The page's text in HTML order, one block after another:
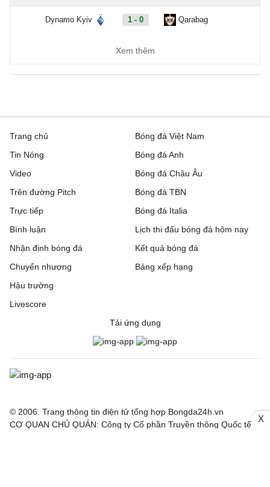
Dynamo Kyiv 1 - 0 Qarabag
1 - 3
1 - 0 Gyori ETO
Rakow Czestochowa 0 - 0 Hammarby IF
Beitar Jerusalem 1 - 2 Austria Wien
FC Twente 6 - 0
DAC 1904 Dunajska
Hapoel Tel Aviv
3 - 1
Borac Banja Luka 1 - 0 Maxline Vitebsk
Valur 0 - 2 FC Nordsjaella
Xem thêm
Trang chủ
Tin Nóng
Video
Trên đường Pitch
Trực tiếp
Bóng đá Việt Nam
Bóng đá Anh
Bóng đá Châu Âu
Bóng đá TBN
Bóng đá Italia
Bình luận
Nhận định bóng đá
Chuyển nhượng
Hậu trường
Livescore
Lịch thi đấu bóng đá hôm nay
Kết quả bóng đá
Bảng xếp hạng
Tải ứng dụng
© 2006. Trang thông tin điện tử tổng hợp Bongda24h.vn
CƠ QUAN CHỦ QUẢN: Công ty Cổ phần Truyền thông Quốc tế
X